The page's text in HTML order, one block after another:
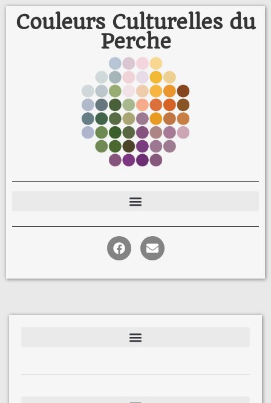
Couleurs Culturelles du
Perche